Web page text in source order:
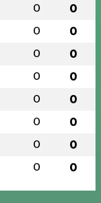
0 0
0 0
0 0
0 0
0 0
0 0
0 0
0 0